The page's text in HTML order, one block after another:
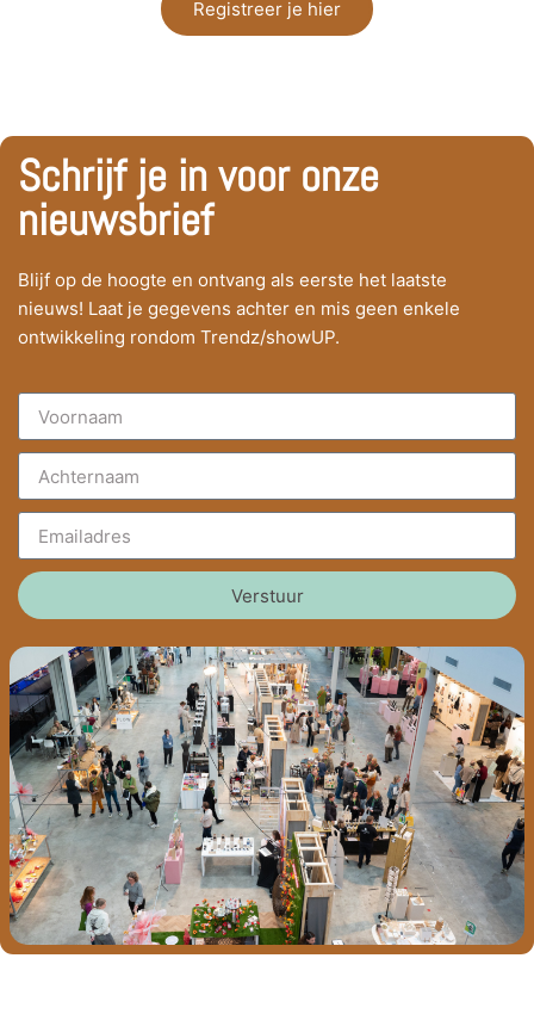
Registreer je hier
Schrijf je in voor onze
nieuwsbrief
Blijf op de hoogte en ontvang als eerste het laatste
nieuws! Laat je gegevens achter en mis geen enkele
ontwikkeling rondom Trendz/showUP.
Verstuur